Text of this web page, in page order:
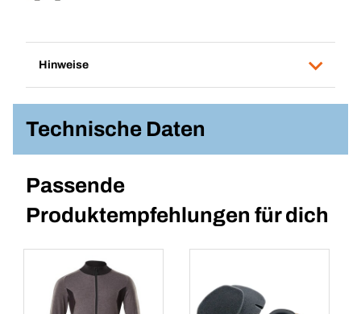
Hinweise
Technische Daten
Passende
Produktempfehlungen für dich